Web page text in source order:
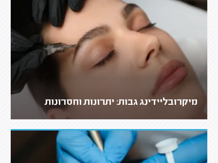
מיקרובליידינג גבות: יתרונות וחסרונות